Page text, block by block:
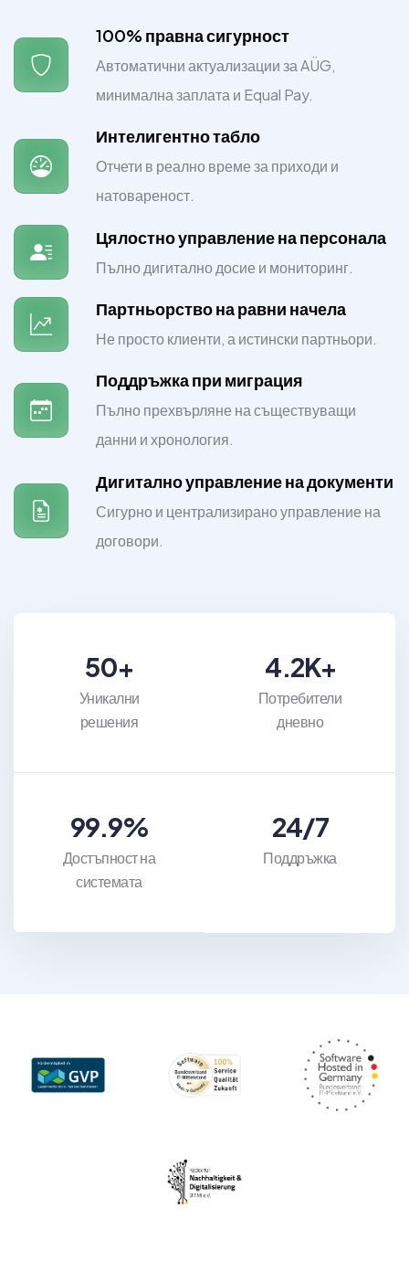
100% правна сигурност
Автоматични актуализации за AÜG,
минимална заплата и Equal Pay.
Интелигентно табло
Отчети в реално време за приходи и
натовареност.
Цялостно управление на персонала
Пълно дигитално досие и мониторинг.
Партньорство на равни начела
Не просто клиенти, а истински партньори.
Поддръжка при миграция
Пълно прехвърляне на съществуващи
данни и хронология.
Дигитално управление на документи
Сигурно и централизирано управление на
договори.
50+
Уникални
решения
4.2K+
Потребители
дневно
99.9%
Достъпност на
системата
24/7
Поддръжка